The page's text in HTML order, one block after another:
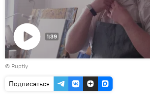
Воспроизвести
видео
1:39
© Ruptly
Подписаться